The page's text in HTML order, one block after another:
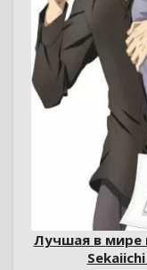
Лучшая в мире